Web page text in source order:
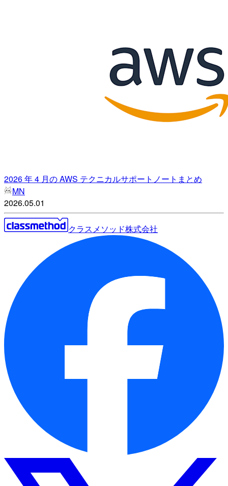
2026 年 4 月の AWS テクニカルサポートノートまとめ
MN
2026.05.01
クラスメソッド株式会社